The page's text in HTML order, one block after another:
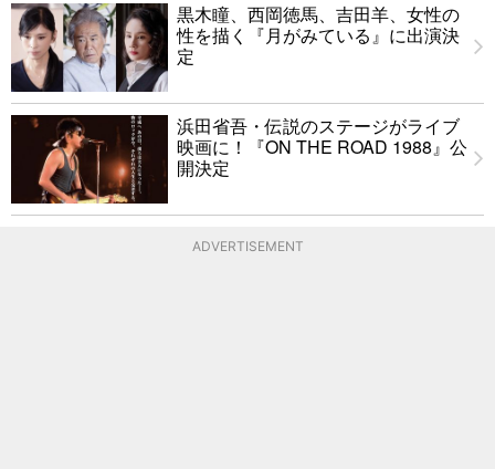
黒木瞳、西岡徳馬、吉田羊、女性の
性を描く『月がみている』に出演決
定
浜田省吾・伝説のステージがライブ
映画に！『ON THE ROAD 1988』公
開決定
ADVERTISEMENT